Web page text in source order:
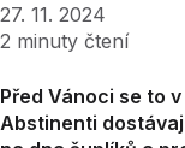
27. 11. 2024
2 minuty čtení
Před Vánoci se to
Abstinenti